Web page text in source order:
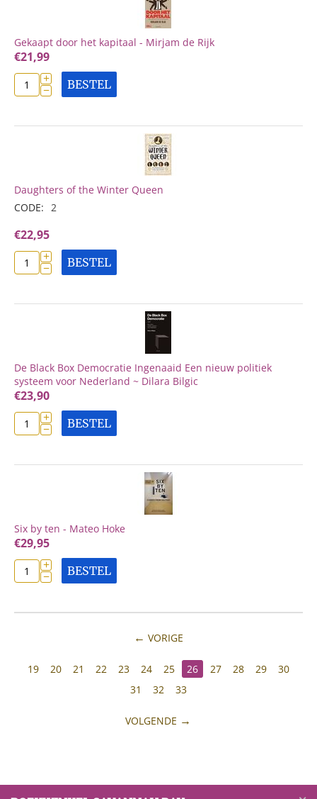
Gekaapt door het kapitaal - Mirjam de Rijk
€21,99
+
− BESTEL
Daughters of the Winter Queen
CODE: 2
€22,95
+
− BESTEL
De Black Box Democratie Ingenaaid Een nieuw politiek
systeem voor Nederland ~ Dilara Bilgic
€23,90
+
− BESTEL
Six by ten - Mateo Hoke
€29,95
+
− BESTEL
VORIGE
19 20 21 22 23 24 25 26 27 28 29
30
31
32 33
VOLGENDE